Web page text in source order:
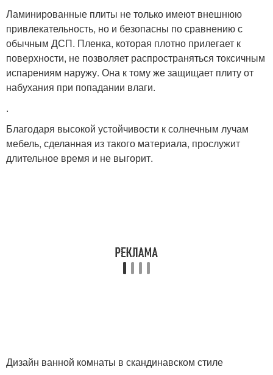
Ламинированные плиты не только имеют внешнюю
привлекательность, но и безопасны по сравнению с
обычным ДСП. Пленка, которая плотно прилегает к
поверхности, не позволяет распространяться токсичным
испарениям наружу. Она к тому же защищает плиту от
набухания при попадании влаги.
.
Благодаря высокой устойчивости к солнечным лучам
мебель, сделанная из такого материала, прослужит
длительное время и не выгорит.
Дизайн ванной комнаты в скандинавском стиле